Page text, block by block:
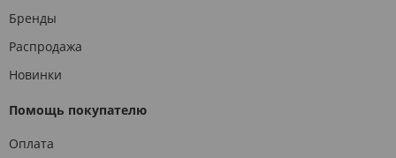
Бренды
Распродажа
Новинки
Помощь покупателю
Оплата